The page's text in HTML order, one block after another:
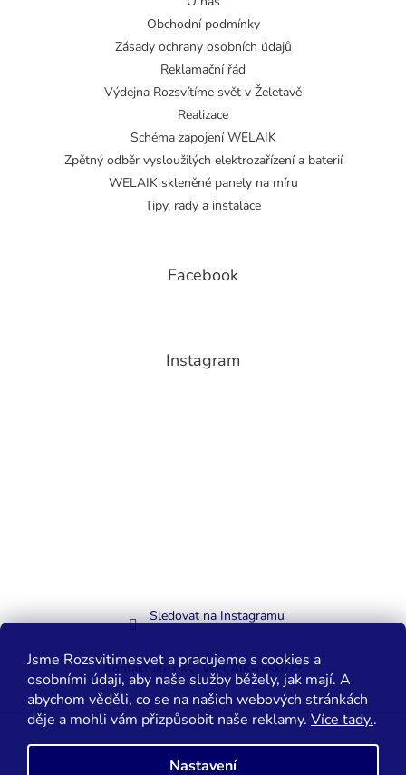
Jsme Rozsvitimesvet a pracujeme s cookies a
osobními údaji, aby naše služby běžely, jak mají. A
abychom věděli, co se na našich webových stránkách
děje a mohli vám přizpůsobit naše reklamy. Více tady..
Nastavení
Obchodní podmínky
Zásady ochrany osobních údajů
Reklamační řád
Výdejna Rozsvítíme svět v Želetavě
Realizace
Schéma zapojení WELAIK
Zpětný odběr vysloužilých elektrozařízení a baterií
WELAIK skleněné panely na míru
Tipy, rady a instalace
Facebook
Instagram
Sledovat na Instagramu
Kontaktujte nás WELAIK-cesko.cz
Vytvořil Shoptet